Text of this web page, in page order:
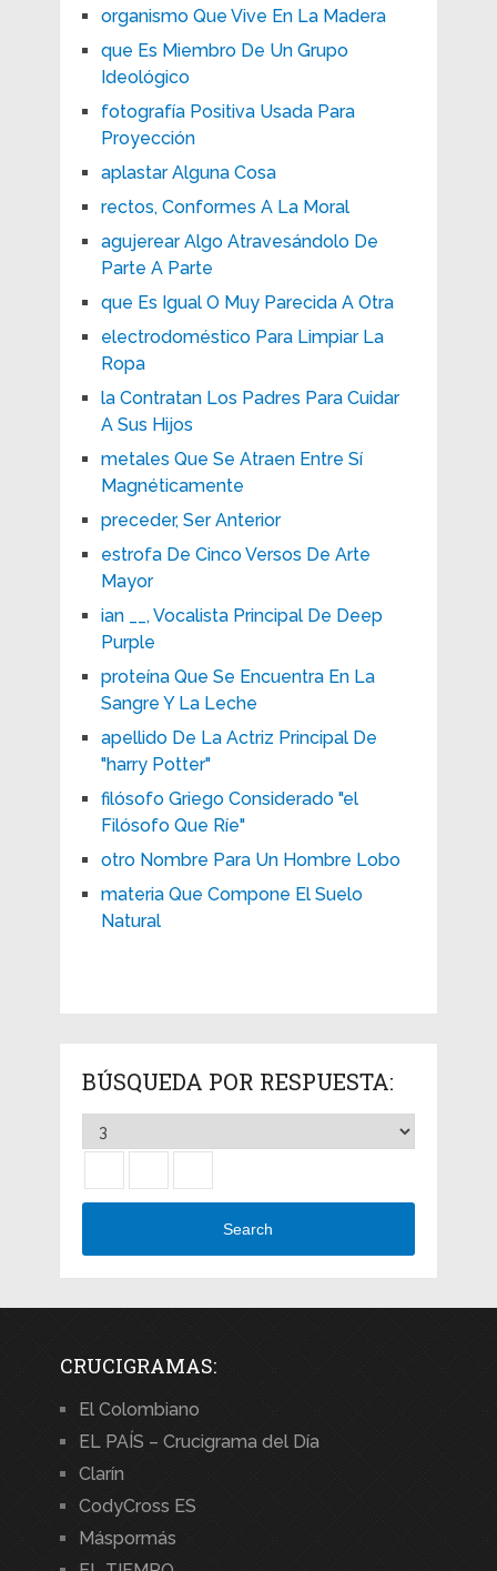
organismo Que Vive En La Madera
que Es Miembro De Un Grupo
Ideológico
fotografía Positiva Usada Para
Proyección
aplastar Alguna Cosa
rectos, Conformes A La Moral
agujerear Algo Atravesándolo De
Parte A Parte
que Es Igual O Muy Parecida A Otra
electrodoméstico Para Limpiar La
Ropa
la Contratan Los Padres Para Cuidar
A Sus Hijos
metales Que Se Atraen Entre Sí
Magnéticamente
preceder, Ser Anterior
estrofa De Cinco Versos De Arte
Mayor
ian __, Vocalista Principal De Deep
Purple
proteína Que Se Encuentra En La
Sangre Y La Leche
apellido De La Actriz Principal De
"harry Potter"
filósofo Griego Considerado "el
Filósofo Que Ríe"
otro Nombre Para Un Hombre Lobo
materia Que Compone El Suelo
Natural
BÚSQUEDA POR RESPUESTA:
Search
CRUCIGRAMAS:
El Colombiano
EL PAÍS – Crucigrama del Día
Clarín
CodyCross ES
Máspormás